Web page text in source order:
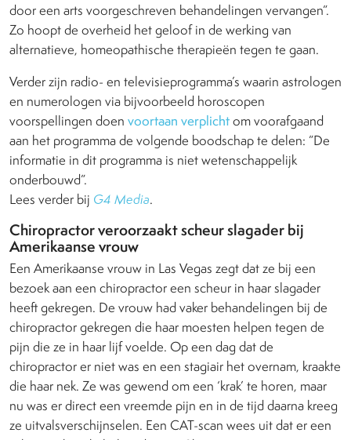
door een arts voorgeschreven behandelingen vervangen”.
Zo hoopt de overheid het geloof in de werking van
alternatieve, homeopathische therapieën tegen te gaan.
Verder zijn radio- en televisieprogramma’s waarin astrologen
en numerologen via bijvoorbeeld horoscopen
voorspellingen doen voortaan verplichtom voorafgaand
aan het programma de volgende boodschap te delen: ”De
informatie in dit programma is niet wetenschappelijk
onderbouwd”.
Lees verder bij G4 Media.
Chiropractor veroorzaakt scheur slagader bij
Amerikaanse vrouw
Een Amerikaanse vrouw in Las Vegas zegt dat ze bij een
bezoek aan een chiropractor een scheur in haar slagader
heeft gekregen. De vrouw had vaker behandelingen bij de
chiropractor gekregen die haar moesten helpen tegen de
pijn die ze in haar lijf voelde. Op een dag dat de
chiropractor er niet was en een stagiair het overnam, kraakte
die haar nek. Ze was gewend om een ‘krak’ te horen, maar
nu was er direct een vreemde pijn en in de tijd daarna kreeg
ze uitvalsverschijnselen. Een CAT-scan wees uit dat er een